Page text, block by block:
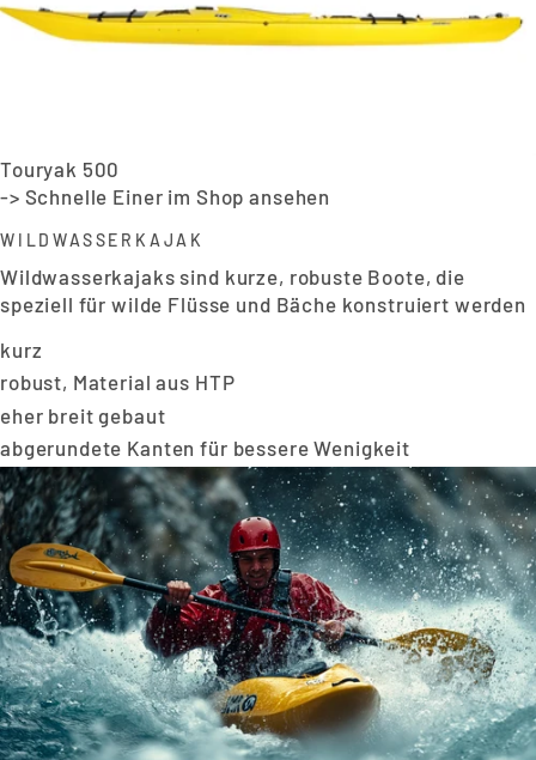
Touryak 500
-> Schnelle Einer im Shop ansehen
WILDWASSERKAJAK
Wildwasserkajaks sind kurze, robuste Boote, die
speziell für wilde Flüsse und Bäche konstruiert werden
kurz
robust, Material aus HTP
eher breit gebaut
abgerundete Kanten für bessere Wenigkeit